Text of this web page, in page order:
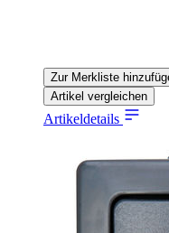
Zur Merkliste
Artikel vergleichen
Artikeldetails